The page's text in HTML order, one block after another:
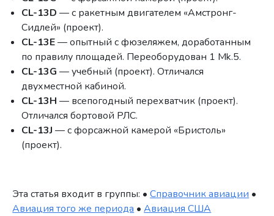
CL-13D — с ракетным двигателем «Амстронг-
Сидлей» (проект).
CL-13E— опытный с фюзеляжем, доработанным
по правилу площадей. Переоборудован 1 Mk.5.
CL-13G — учебный (проект). Отличался
двухместной кабиной.
CL-13H — всепогодный перехватчик (проект).
Отличался бортовой РЛС.
CL-13J — с форсажной камерой «Бристоль»
(проект).
Эта статья входит в группы: •Справочник авиации •
Авиация того же периода •Авиация США